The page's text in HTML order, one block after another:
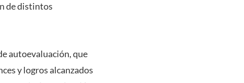
de distintos
autoevaluación, que
y logros alcanzados